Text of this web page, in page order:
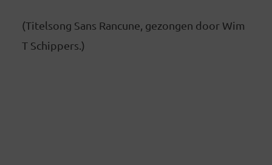
(Titelsong Sans Rancune, gezongen door Wim
T Schippers.)